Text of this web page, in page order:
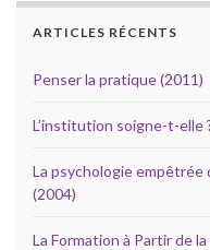
ARTICLES RÉCENTS
Penser la pratique (2011)
L’institution soigne-t-elle
La psychologie empêtrée
(2004)
La Formation à Partir de